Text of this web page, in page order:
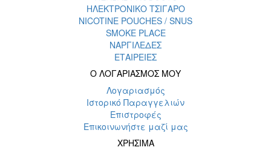
ΗΛΕΚΤΡΟΝΙΚΟ ΤΣΙΓΑΡΟ
NICOTINE POUCHES / SNUS
SMOKE PLACE
ΝΑΡΓΙΛΕΔΕΣ
ΕΤΑΙΡΕΙΕΣ
Ο ΛΟΓΑΡΙΑΣΜΟΣ ΜΟΥ
Λογαριασμός
Ιστορικό Παραγγελιών
Επιστροφές
Επικοινωνήστε μαζί μας
ΧΡΗΣΙΜΑ